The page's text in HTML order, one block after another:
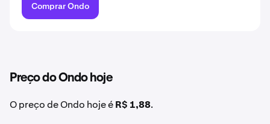
Comprar Ondo
Preço do Ondo hoje
O preço de Ondo hoje éR$ 1,88.